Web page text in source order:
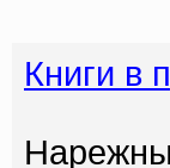
Книги в